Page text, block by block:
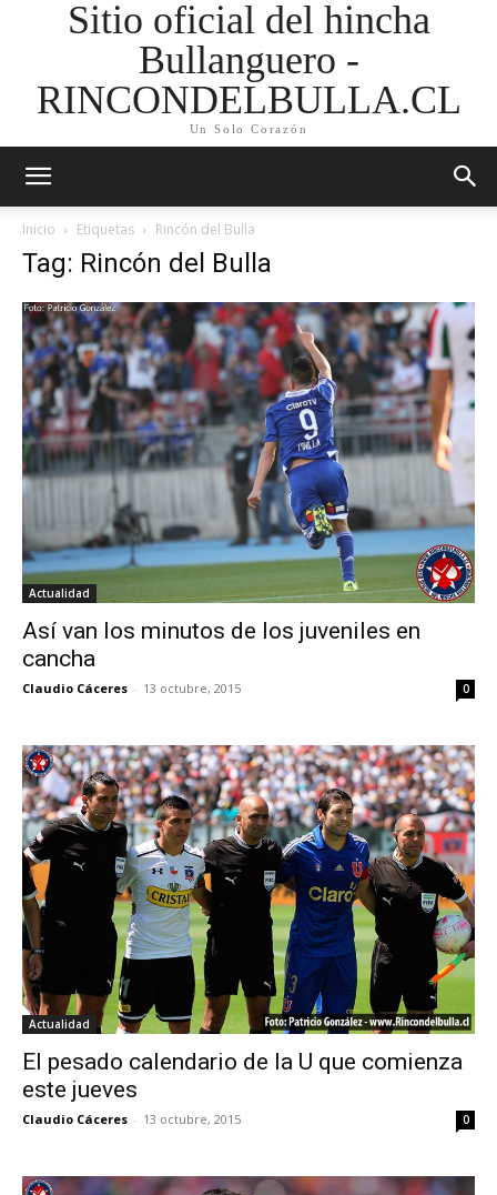
Sitio oficial del hincha
Bullanguero -
RINCONDELBULLA.CL
Un Solo Corazón
Inicio Etiquetas Rincón del Bulla
Tag: Rincón del Bulla
Actualidad
Así van los minutos de los juveniles en
cancha
Claudio Cáceres - 13 octubre, 2015 0
Actualidad
El pesado calendario de la U que comienza
este jueves
Claudio Cáceres - 13 octubre, 2015 0